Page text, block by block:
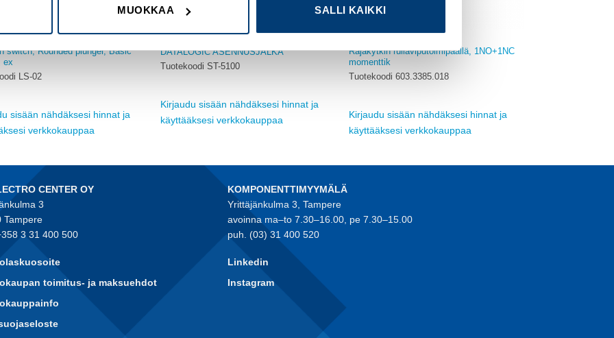
MUOKKAA SALLI KAIKKI
switch, Rounded plunger, Basic
ex
LS-02
sisään nähdäksesi hinnat ja
verkkokauppaa
DATALOGIC ASENNUSJALKA
Tuotekoodi ST-5100
Kirjaudu sisään nähdäksesi hinnat ja
käyttääksesi verkkokauppaa
Rajakytkin rullaviputoimipäällä, 1NO+1NC
momenttik
Tuotekoodi 603.3385.018
Kirjaudu sisään nähdäksesi hinnat ja
käyttääksesi verkkokauppaa
CENTER OY
3
Tampere
3 31 400 500
toimitus- ja maksuehdot
KOMPONENTTIMYYMÄLÄ
Yrittäjänkulma 3, Tampere
avoinna ma–to 7.30–16.00, pe 7.30–15.00
puh. (03) 31 400 520
Linkedin
Instagram